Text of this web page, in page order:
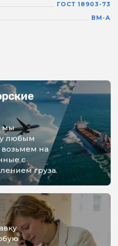
ГОСТ 18903-73
ВМ-А
мы
любым
на
с
груза.